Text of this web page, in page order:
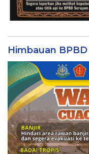
Himbauan